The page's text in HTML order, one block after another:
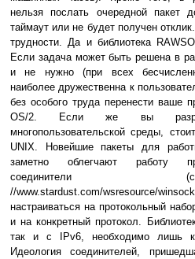
нельзя послать очередной пакет
таймаут или не будет получен
трудности. Да и библиотека
Если задача может быть решена в
и не нужно (при всех
наиболее дружественна к
без особого труда перенести ваше
OS/2. Если же вы
многопользовательской среды,
UNIX. Новейшие пакеты для
заметно облегчают работу
//www.stardust.com/wsresource/
настраиваться на протокольный
и на конкретный протокол.
так и с IPv6, необходимо лишь
Идеология соединителей,